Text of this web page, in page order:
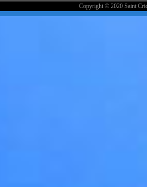
Copyright © 2020 Saint